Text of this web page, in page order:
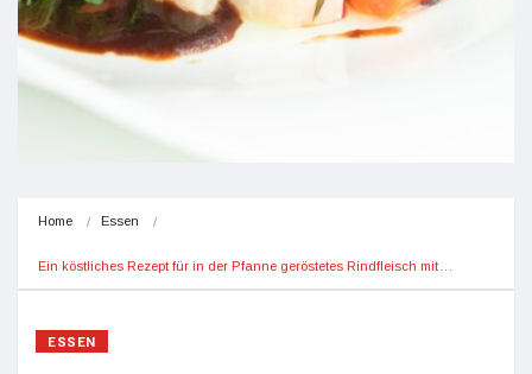
Home Essen
Ein köstliches Rezept für in der Pfanne geröstetes Rindfleisch mit…
ESSEN